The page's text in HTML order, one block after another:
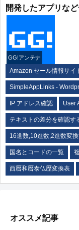
開発したアプリな
GG!アンテナ
Amazon セール情報サイ
SimpleAppLinks -
IP アドレス確認 User
テキストの差分を確認す
16進数,10進数,2進数変
国名とコードの一覧
西暦和暦泰仏歴変換表
オススメ記事